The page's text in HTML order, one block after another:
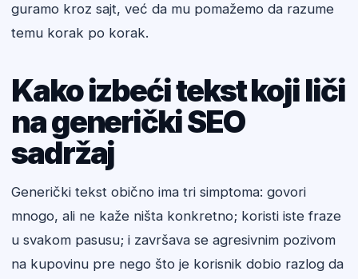
guramo kroz sajt, već da mu pomažemo da razume
temu korak po korak.
Kako izbeći tekst koji liči
na generički SEO
sadržaj
Generički tekst obično ima tri simptoma: govori
mnogo, ali ne kaže ništa konkretno; koristi iste fraze
u svakom pasusu; i završava se agresivnim pozivom
na kupovinu pre nego što je korisnik dobio razlog da